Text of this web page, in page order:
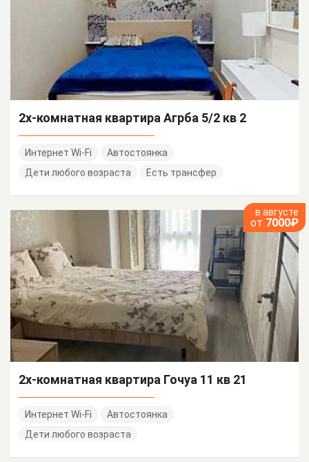
2х-комнатная квартира Агрба 5/2 кв 2
Интернет Wi-Fi
Автостоянка
Дети любого возраста
Есть трансфер
в августе
от 7000₽
2х-комнатная квартира Гочуа 11 кв 21
Интернет Wi-Fi
Автостоянка
Дети любого возраста